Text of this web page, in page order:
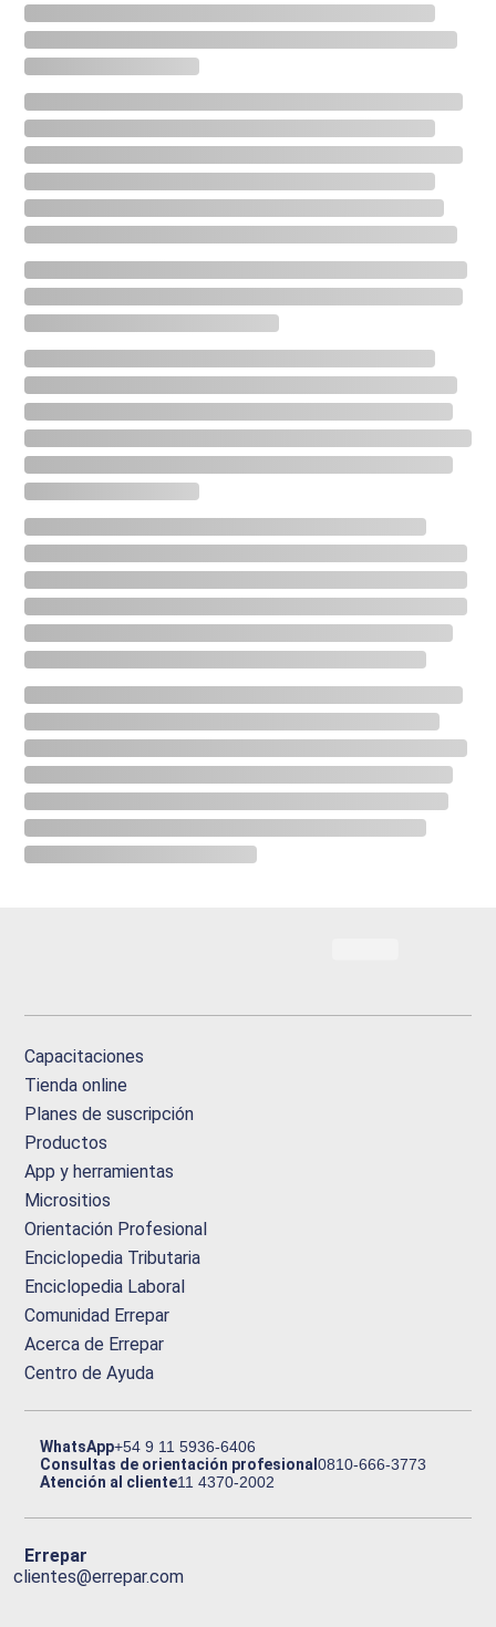
Capacitaciones
Tienda online
Planes de suscripción
Productos
App y herramientas
Micrositios
Orientación Profesional
Enciclopedia Tributaria
Enciclopedia Laboral
Comunidad Errepar
Acerca de Errepar
Centro de Ayuda
WhatsApp+54 9 11 5936-6406
Consultas de orientación profesional0810-666-3773
Atención al cliente11 4370-2002
Errepar
clientes@errepar.com